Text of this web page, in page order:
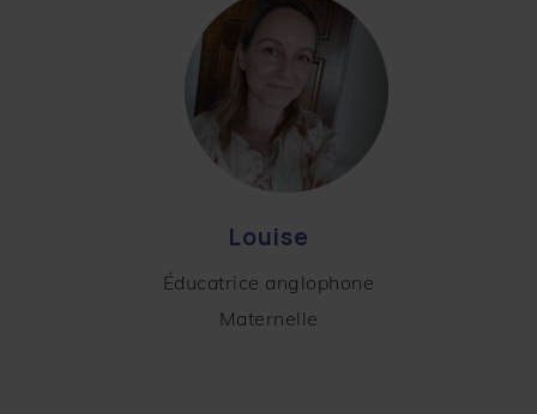
Louise
Éducatrice anglophone
Maternelle